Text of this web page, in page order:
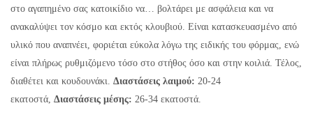
στο αγαπημένο σας κατοικίδιο να… βολτάρει με ασφάλεια και να
ανακαλύψει τον κόσμο και εκτός κλουβιού. Είναι κατασκευασμένο από
υλικό που αναπνέει, φοριέται εύκολα λόγω της ειδικής του φόρμας, ενώ
είναι πλήρως ρυθμιζόμενο τόσο στο στήθος όσο και στην κοιλιά. Τέλος,
διαθέτει και κουδουνάκι. Διαστάσεις λαιμού: 20-24
εκατοστά, Διαστάσεις μέσης: 26-34 εκατοστά.